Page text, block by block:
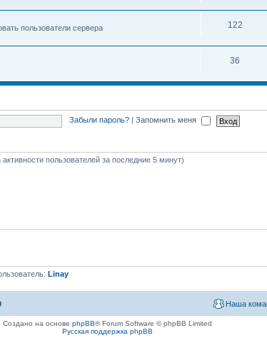
пользователи сервера 122
36
Забыли пароль? Запомнить меня
пользователей за последние 5 минут)
Linay
Наша
Создано на основе phpBB® Forum Software © phpBB Limited
Русская поддержка phpBB